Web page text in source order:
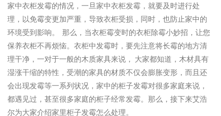
家中衣柜发霉的情况，一旦家中衣柜发霉，就要及时进行处
理，以免霉变更加严重，导致衣柜受损，同时，也防止家中的
环境受到影响。 那么，当衣柜霉变时的衣柜除霉小妙招，让您
保养衣柜不再烦恼。衣柜中发霉时，要先注意将长霉的地方清
理干净，一对于一般的木质家具来说， 大家都知道，木材具有
湿涨干缩的特性，受潮的家具的材质不仅会膨胀变形，而且还
会出现发霉等一系列状况，家中的柜子发霉对很多家庭来说，
都遇见过，甚至很多家庭的柜子经常发霉。那么，接下来艾浩
尔为大家介绍家里柜子发霉怎么处理。